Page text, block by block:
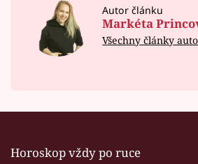
Autor článku
Markéta
Všechny články
Horoskop vždy po ruce